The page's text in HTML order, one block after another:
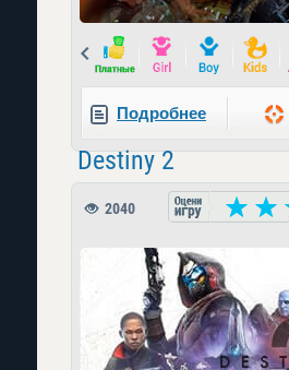
Prev
Подробнее
Destiny 2
2040